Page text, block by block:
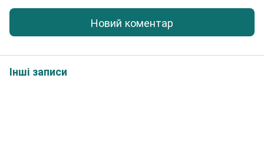
Новий коментар
Інші записи